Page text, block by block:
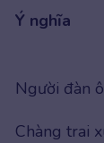
Ý nghĩa
Người đàn
Chàng trai